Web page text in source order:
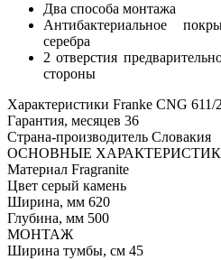
Два способа монтажа
Антибактериальное
серебра
2 отверстия
стороны
Характеристики Franke CNG 611/
Гарантия, месяцев 36
Страна-производитель Словакия
ОСНОВНЫЕ
Материал Fragranite
Цвет серый камень
Ширина, мм 620
Глубина, мм 500
МОНТАЖ
Ширина тумбы, см 45